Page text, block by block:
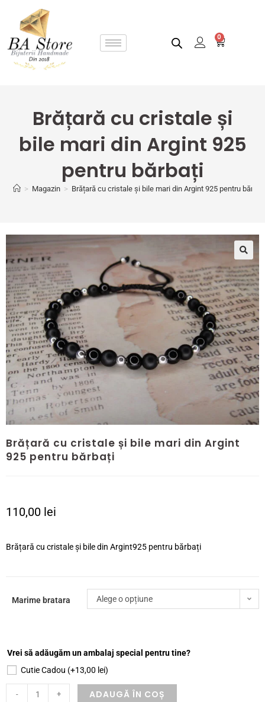
0
Brățară cu cristale și
bile mari din Argint 925
pentru bărbați
> Magazin > Brățară cu cristale și bile mari din Argint 925 pentru
🔍
Brățară cu cristale și bile mari din Argint
925 pentru bărbați
110,00 lei
Brățară cu cristale și bile din Argint925 pentru bărbați
Marime bratara Alege o opțiune
Vrei să adăugăm un ambalaj special pentru tine?
Cutie Cadou (+13,00 lei)
- + ADAUGĂ ÎN COȘ